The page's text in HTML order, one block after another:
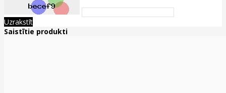
Uzrakstīt
Saistītie produkti